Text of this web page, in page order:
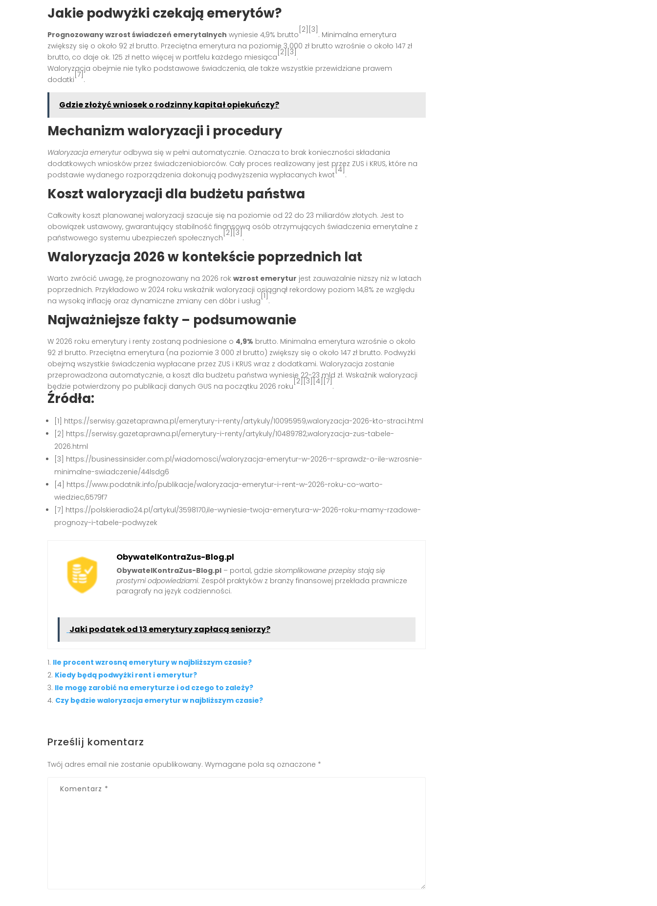
Jakie podwyżki czekają emerytów?
Prognozowany wzrost świadczeń emerytalnych wyniesie 4,9% brutto
[2][3]
. Minimalna emerytura
zwiększy się o około 92 zł brutto. Przeciętna emerytura na poziomie 3 000 zł brutto wzrośnie o około 147 zł
brutto, co daje ok. 125 zł netto więcej w portfelu każdego miesiąca
[2][3]
.
Waloryzacja obejmie nie tylko podstawowe świadczenia, ale także wszystkie przewidziane prawem
dodatki
[7]
.
Gdzie złożyć wniosek o rodzinny kapitał opiekuńczy?
Mechanizm waloryzacji i procedury
Waloryzacja emeryturodbywa się w pełni automatycznie. Oznacza to brak konieczności składania
dodatkowych wniosków przez świadczeniobiorców. Cały proces realizowany jest przez ZUS i KRUS, które na
podstawie wydanego rozporządzenia dokonują podwyższenia wypłacanych kwot
[4]
.
Koszt waloryzacji dla budżetu państwa
Całkowity koszt planowanej waloryzacji szacuje się na poziomie od 22 do 23 miliardów złotych. Jest to
obowiązek ustawowy, gwarantujący stabilność finansową osób otrzymujących świadczenia emerytalne z
państwowego systemu ubezpieczeń społecznych
[2][3]
.
Waloryzacja 2026 w kontekście poprzednich lat
Warto zwrócić uwagę, że prognozowany na 2026 rok wzrost emerytur jest zauważalnie niższy niż w latach
poprzednich. Przykładowo w 2024 roku wskaźnik waloryzacji osiągnął rekordowy poziom 14,8% ze względu
na wysoką inflację oraz dynamiczne zmiany cen dóbr i usług
[1]
.
Najważniejsze fakty – podsumowanie
W 2026 roku emerytury i renty zostaną podniesione o 4,9% brutto. Minimalna emerytura wzrośnie o około
92 zł brutto. Przeciętna emerytura (na poziomie 3 000 zł brutto) zwiększy się o około 147 zł brutto. Podwyżki
obejmą wszystkie świadczenia wypłacane przez ZUS i KRUS wraz z dodatkami. Waloryzacja zostanie
przeprowadzona automatycznie, a koszt dla budżetu państwa wyniesie 22-23 mld zł. Wskaźnik waloryzacji
będzie potwierdzony po publikacji danych GUS na początku 2026 roku
[2][3][4][7]
.
Źródła:
[1] https://serwisy.gazetaprawna.pl/emerytury-i-renty/artykuly/10095959,waloryzacja-2026-kto-straci.html
[2] https://serwisy.gazetaprawna.pl/emerytury-i-renty/artykuly/10489782,waloryzacja-zus-tabele-
2026.html
[3] https://businessinsider.com.pl/wiadomosci/waloryzacja-emerytur-w-2026-r-sprawdz-o-ile-wzrosnie-
minimalne-swiadczenie/44lsdg6
[4] https://www.podatnik.info/publikacje/waloryzacja-emerytur-i-rent-w-2026-roku-co-warto-
wiedziec,6579f7
[7] https://polskieradio24.pl/artykul/3598170,ile-wyniesie-twoja-emerytura-w-2026-roku-mamy-rzadowe-
prognozy-i-tabele-podwyzek
ObywatelKontraZus-Blog.pl
ObywatelKontraZus-Blog.pl – portal, gdzie skomplikowane przepisy stają się
prostymi odpowiedziami. Zespół praktyków z branży finansowej przekłada prawnicze
paragrafy na język codzienności.
Jaki podatek od 13 emerytury zapłacą seniorzy?
Ile procent wzrosną emerytury w najbliższym czasie?
Kiedy będą podwyżki rent i emerytur?
Ile mogę zarobić na emeryturze i od czego to zależy?
Czy będzie waloryzacja emerytur w najbliższym czasie?
Prześlij komentarz
Twój adres email nie zostanie opublikowany. Wymagane pola są oznaczone *